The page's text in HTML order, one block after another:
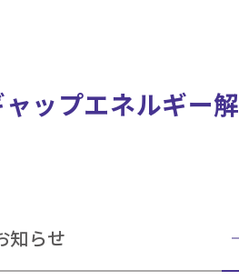
ップエネルギー解
知らせ